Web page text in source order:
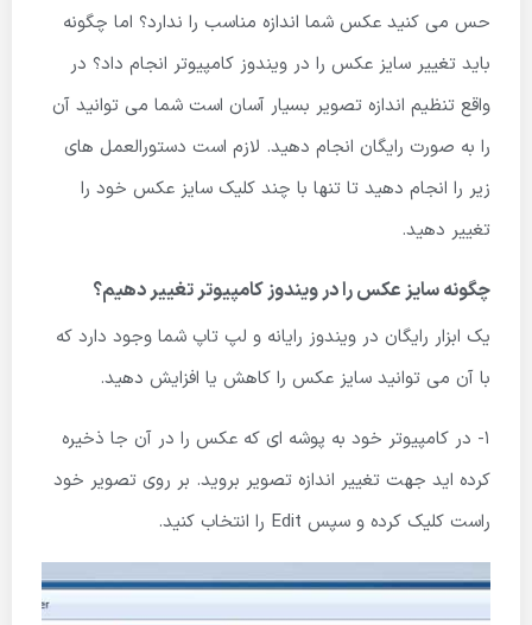
حس می کنید عکس شما اندازه مناسب را ندارد؟ اما چگونه
باید تغییر سایز عکس را در ویندوز کامپیوتر انجام داد؟ در
واقع تنظیم اندازه تصویر بسیار آسان است شما می توانید آن
را به صورت رایگان انجام دهید. لازم است دستورالعمل های
زیر را انجام دهید تا تنها با چند کلیک سایز عکس خود را
تغییر دهید.
چگونه سایز عکس را در ویندوز کامپیوتر تغییر دهیم؟
یک ابزار رایگان در ویندوز رایانه و لپ تاپ شما وجود دارد که
با آن می توانید سایز عکس را کاهش یا افزایش دهید.
1- در کامپیوتر خود به پوشه ای که عکس را در آن جا ذخیره
کرده اید جهت تغییر اندازه تصویر بروید. بر روی تصویر خود
راست کلیک کرده و سپس Edit را انتخاب کنید.